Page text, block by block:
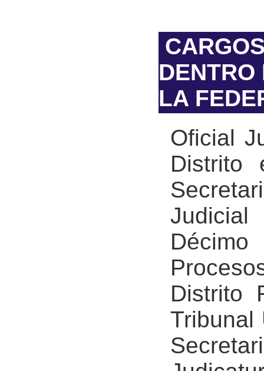
LA
Oficial
Distrito
Distrito
Tribunal